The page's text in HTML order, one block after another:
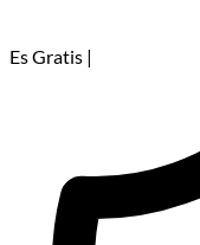
Es Gratis |